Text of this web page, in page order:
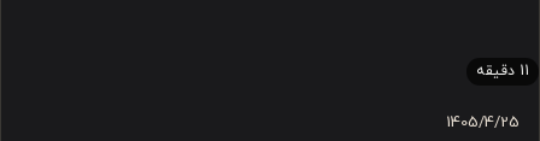
11 دقیقه
1405/4/25